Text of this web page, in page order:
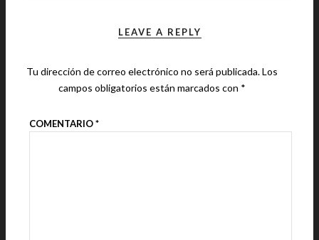
LEAVE A REPLY
Tu dirección de correo electrónico no será publicada.Los
campos obligatorios están marcados con *
COMENTARIO*